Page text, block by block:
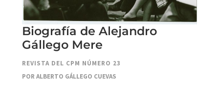
Biografía de Alejandro
Gállego Mere
REVISTA DEL CPM NÚMERO 23
POR ALBERTO GÁLLEGO CUEVAS